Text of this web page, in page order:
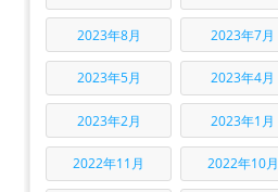
2023年8月 2023年7月
2023年5月 2023年4月
2023年2月 2023年1月
2022年11月 2022年10月